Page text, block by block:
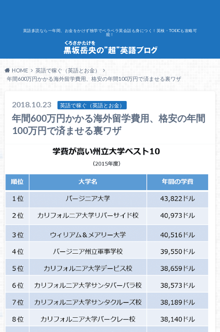
英語多読なら一年間、お金をかけず独学でペラペラ英会話も身につく！英検・TOEICも攻略可
能！
HOME
英語で稼ぐ（英語とお金）
年間600万円かかる海外留学費用、格安の年間100万円で済ませる裏ワザ
2018.10.23 英語で稼ぐ（英語とお金）
年間600万円かかる海外留学費用、格安の年間
100万円で済ませる裏ワザ